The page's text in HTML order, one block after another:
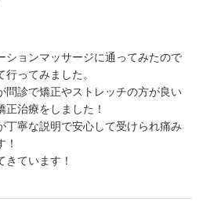
ションマッサージに通ってみたので
ってみました。
問診で矯正やストレッチの方が良い
正治療をしました！
丁寧な説明で安心して受けられ痛み
！
ています！